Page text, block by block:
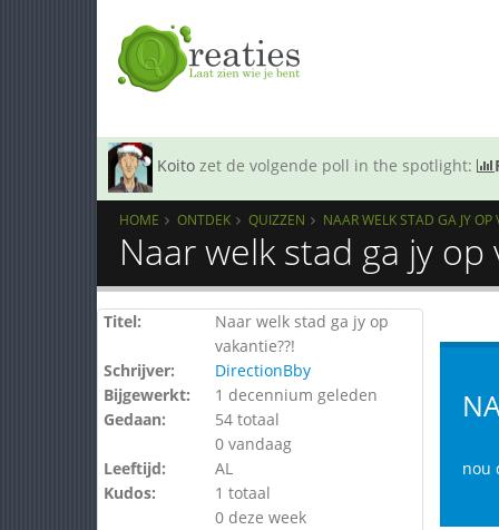
Koito zet de volgende poll in the spotlight:
HOME ONTDEK QUIZZEN NAAR WELK STAD GA JY OP
Naar welk stad ga jy
Titel:
Naar welk stad ga jy op
vakantie??!
Schrijver:
DirectionBby
Bijgewerkt:
1 decennium geleden
Gedaan:
54 totaal
0 vandaag
Leeftijd:
AL
Kudos:
1 totaal
0 deze week
nou